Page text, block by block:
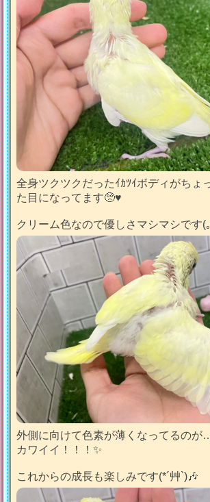
全身ツクツクだったｲｶﾂｲボディがちょ
た目になってます🥺♥️
クリーム色なので優しさマシマシです(｡
外側に向けて色素が薄くなってるの
カワイイ！！！✨
これからの成長も楽しみです(*´艸`)🎶